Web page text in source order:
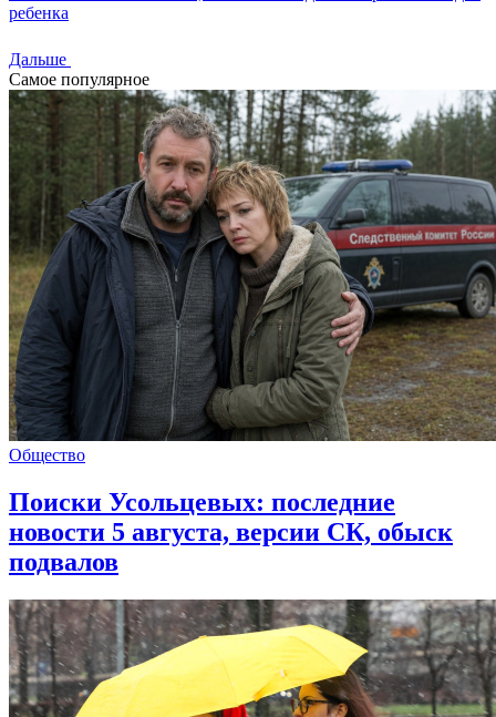
ребенка
Дальше
Самое популярное
Общество
Поиски Усольцевых: последние
новости 5 августа, версии СК, обыск
подвалов